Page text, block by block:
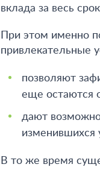
вклада за весь
При этом именно
привлекательные
позволяют
еще остаются
дают
изменившихся
В то же время